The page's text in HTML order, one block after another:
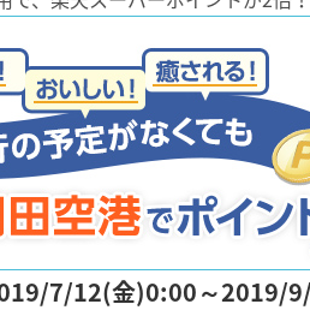
7/12(金)0:00～2019/